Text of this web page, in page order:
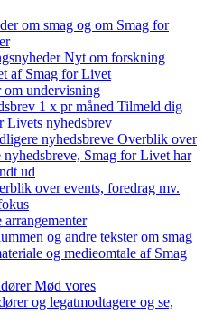
om smag og om Smag for
Nyt om forskning
af Smag for Livet
om undervisning
1 x pr måned Tilmeld dig
Livets nyhedsbrev
nyhedsbreve Overblik over
nyhedsbreve, Smag for Livet har
ud
over events, foredrag mv.
og andre tekster om smag
og medieomtale af Smag
Mød vores
og legatmodtagere og se,